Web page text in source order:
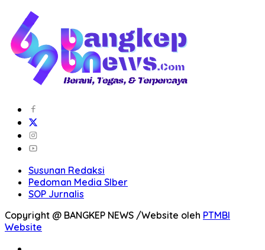
Susunan Redaksi
Pedoman Media SIber
SOP Jurnalis
Copyright @ BANGKEP NEWS /Website oleh PTMBI
Website